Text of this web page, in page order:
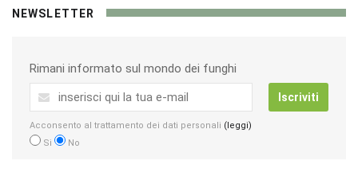
NEWSLETTER
Rimani informato sul mondo dei funghi
Iscriviti
Acconsento al trattamento dei dati personali (leggi)
Si
No